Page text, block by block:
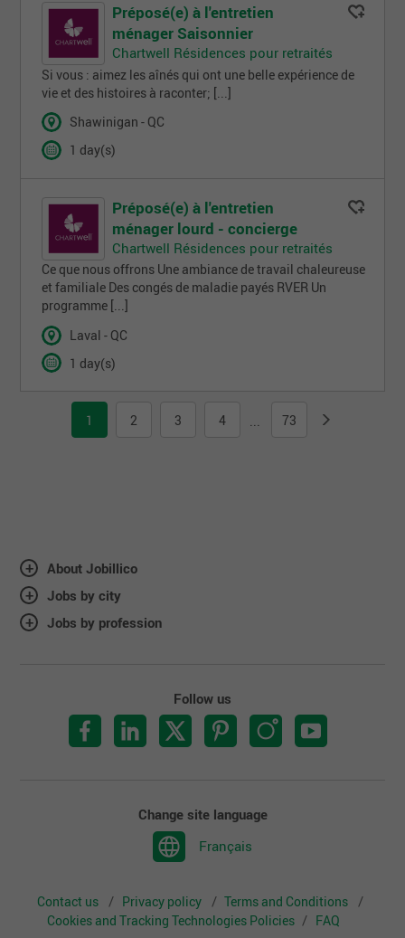
Préposé(e) à l'entretien
ménager Saisonnier
Chartwell Résidences pour retraités
Si vous : aimez les aînés qui ont une belle expérience de
vie et des histoires à raconter; [...]
Shawinigan - QC
1 day(s)
Préposé(e) à l'entretien
ménager lourd - concierge
Chartwell Résidences pour retraités
Ce que nous offrons Une ambiance de travail chaleureuse
et familiale Des congés de maladie payés RVER Un
programme [...]
Laval - QC
1 day(s)
1 2 3 4 ... 73
About Jobillico
Jobs by city
Jobs by profession
Follow us
Change site language
Français
Contact us Privacy policy
Terms and Conditions
Cookies and Tracking Technologies Policies
FAQ